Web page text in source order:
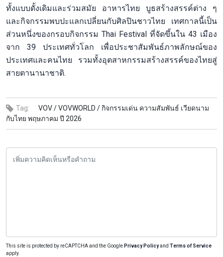
ทั้งแบบดั้งเดิมและร่วมสมัย อาหารไทย บูธสร้างสรรค์ต่าง ๆ
และกิจกรรมพบปะแลกเปลี่ยนกับศิลปินชาวไทย เทศกาลนี้เป็น
ส่วนหนึ่งของกรอบกิจกรรม Thai Festival ที่จัดขึ้นใน 43 เมือง
จาก 39 ประเทศทั่วโลก เพื่อประชาสัมพันธ์ภาพลักษณ์ของ
ประเทศและคนไทย รวมทั้งอุตสาหกรรมสร้างสรรค์ของไทยสู่
สายตานานาชาติ.
Tag: VOV /VOVWORLD /กิจกรรมเด่น ความสัมพันธ์ เวียดนาม
กับไทย พฤษภาคม ปี 2026
This site is protected by reCAPTCHA and the Google Privacy Policyand Terms of Service
apply.